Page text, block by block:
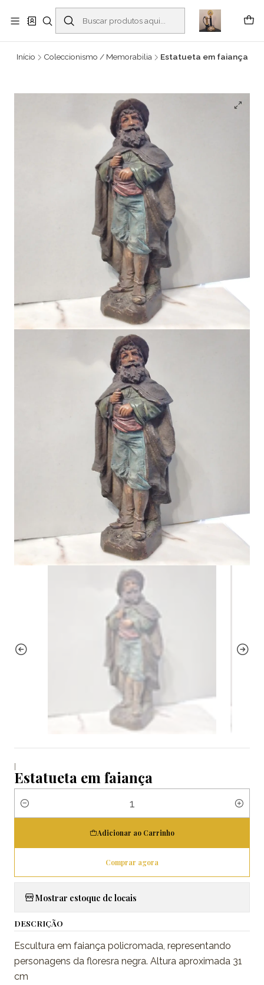
Buscantiguidades - Leilões. Colecionismo e antiguidades em Viana do
Castelo -
Leia mais
Início Coleccionismo / Memorabilia Estatueta em faiança
|
Estatueta em faiança
Quantidade
Adicionar ao Carrinho
Comprar agora
Mostrar estoque de locais
DESCRIÇÃO
Escultura em faiança policromada, representando
personagens da floresra negra. Altura aproximada 31
cm